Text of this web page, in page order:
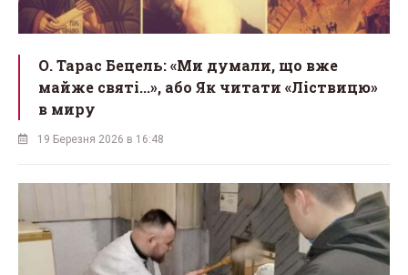
О. Тарас Бецель: «Ми думали, що вже
майже святі...», або Як читати «Ліствицю»
в миру
19 Березня 2026 в 16:48